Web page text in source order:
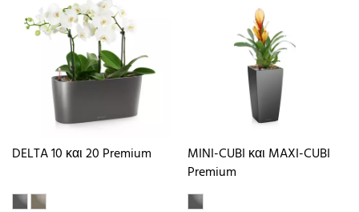
DELTA 10 και 20 Premium
MINI-CUBI και MAXI-CUBI
Premium